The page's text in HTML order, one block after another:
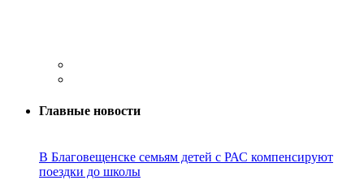
Главные новости
В Благовещенске семьям детей с РАС компенсируют
поездки до школы